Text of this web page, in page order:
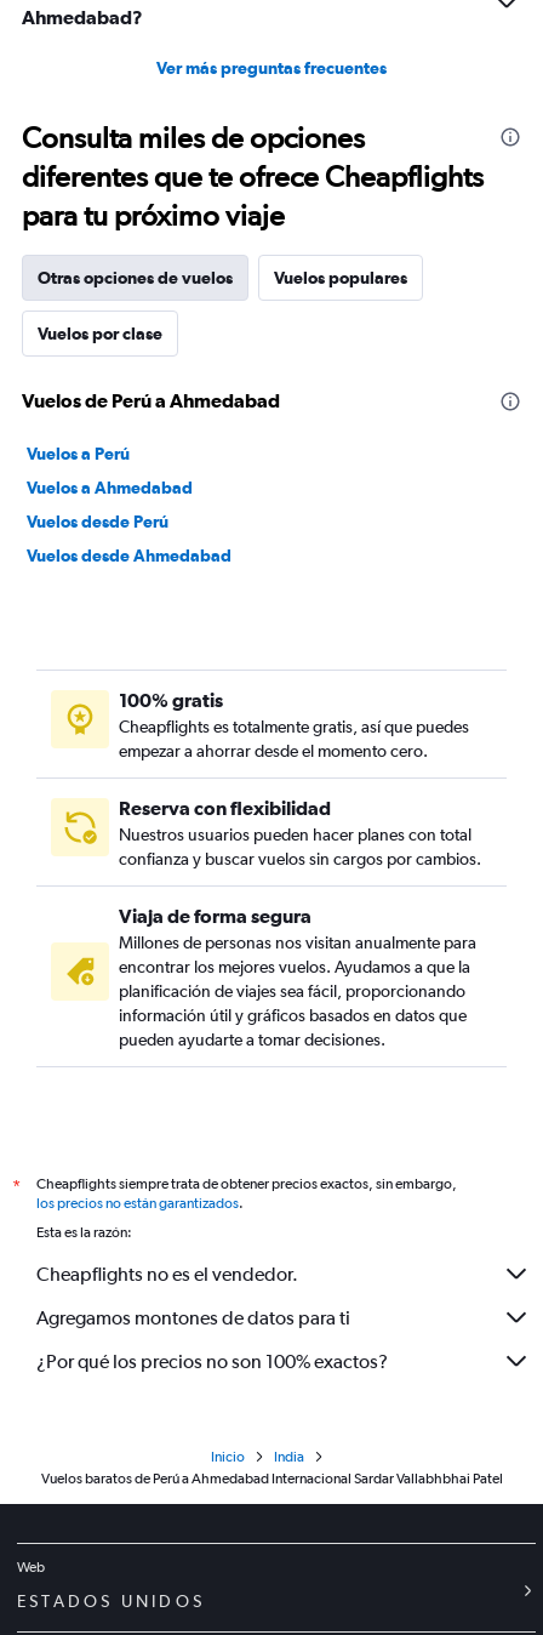
Ahmedabad?
Ver más preguntas frecuentes
Consulta miles de opciones
diferentes que te ofrece Cheapflights
para tu próximo viaje
Otras opciones de vuelos Vuelos populares
Vuelos por clase
Vuelos de Perú a Ahmedabad
Vuelos a Perú
Vuelos a Ahmedabad
Vuelos desde Perú
Vuelos desde Ahmedabad
100% gratis
Cheapflights es totalmente gratis, así que puedes
empezar a ahorrar desde el momento cero.
Reserva con flexibilidad
Nuestros usuarios pueden hacer planes con total
confianza y buscar vuelos sin cargos por cambios.
Viaja de forma segura
Millones de personas nos visitan anualmente para
encontrar los mejores vuelos. Ayudamos a que la
planificación de viajes sea fácil, proporcionando
información útil y gráficos basados en datos que
pueden ayudarte a tomar decisiones.
*
Cheapflights siempre trata de obtener precios exactos, sin embargo,
los precios no están garantizados.
Esta es la razón:
Cheapflights no es el vendedor.
Agregamos montones de datos para ti
¿Por qué los precios no son 100% exactos?
Inicio
India
Vuelos baratos de Perú a Ahmedabad Internacional Sardar Vallabhbhai Patel
Web
ESTADOS UNIDOS